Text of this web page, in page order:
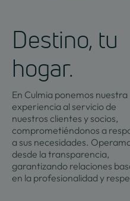
Destino, tu
hogar.
En Culmia ponemos nuestra
experiencia al servicio de
nuestros clientes y socios,
comprometiéndonos a
a sus necesidades.
desde la transparencia,
garantizando relaciones
en la profesionalidad y